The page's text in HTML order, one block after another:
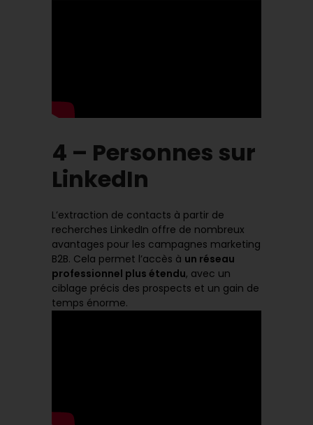
4 – Personnes sur
LinkedIn
L’extraction de contacts à partir de
recherches LinkedIn offre de nombreux
avantages pour les campagnes marketing
B2B. Cela permet l’accès à un réseau
professionnel plus étendu, avec un
ciblage précis des prospects et un gain de
temps énorme.